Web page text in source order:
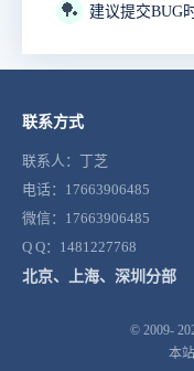
🏓 建议提交BUG
联系方式
联系人：丁芝
电话：17663906485
微信：17663906485
Q Q：1481227768
北京、上海、深圳分部
© 2009-
本